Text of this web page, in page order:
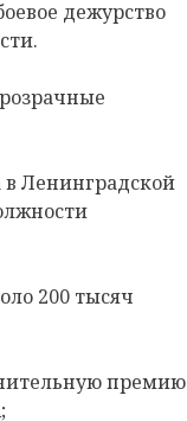
дежурство
в Ленинградской
200 тысяч
премию